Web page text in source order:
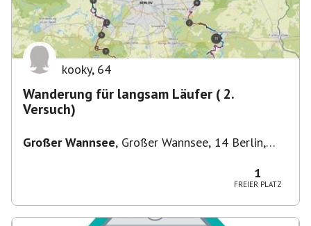
kooky, 64
Wanderung für langsam Läufer ( 2.
Versuch)
Großer Wannsee, Großer Wannsee, 14 Berlin,
1
FREIER PLATZ